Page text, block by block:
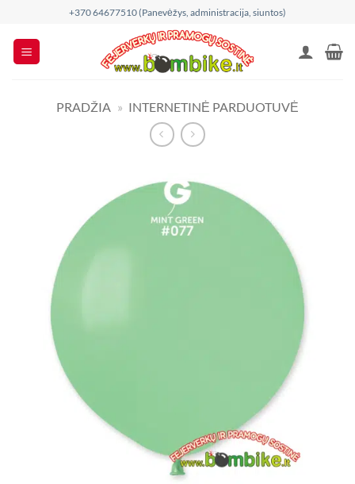
content
+370 64677510 (Panevėžys, administracija, siuntos)
PRADŽIA » INTERNETINĖ PARDUOTUVĖ